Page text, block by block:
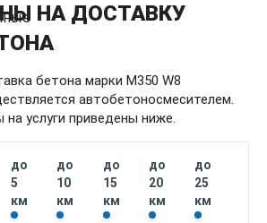
НА ДОСТАВКУ
бетона марки М350 W8
автобетоносмесителем.
на услуги приведены ниже.
до
5
км
до
10
км
до
15
км
до
20
км
до
25
км